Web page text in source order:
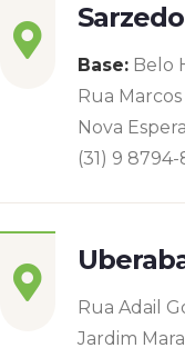
Base: Belo
Rua
Nova
(31) 9
Rua Adail
Jardim